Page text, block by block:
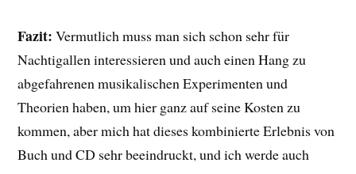
Fazit:Vermutlich muss man sich schon sehr für
Nachtigallen interessieren und auch einen Hang zu
abgefahrenen musikalischen Experimenten und
Theorien haben, um hier ganz auf seine Kosten zu
kommen, aber mich hat dieses kombinierte Erlebnis von
Buch und CD sehr beeindruckt, und ich werde auch